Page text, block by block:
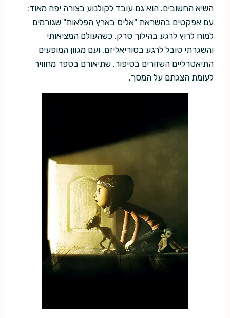
השיא החשובים. הוא גם עובד לקולנוע בצורה יפה מאוד:
עם אפקטים בהשראת "אליס בארץ הפלאות" שגורמים
למוח לרוץ לרגע בהילוך סרק, כשהעולם המציאותי
והשגרתי טובל לרגע בסוריאליזם, ועם מגוון המופעים
התיאטרליים השזורים בסיפור, שתיאורם בספר מחוויר
לעומת הצגתם על המסך.